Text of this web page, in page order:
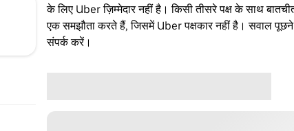
के लिए Uber ज़िम्मेदार नहीं है। किसी तीसरे पक्ष के साथ
एक समझौता करते हैं, जिसमें Uber पक्षकार नहीं है। सवाल
संपर्क करें।